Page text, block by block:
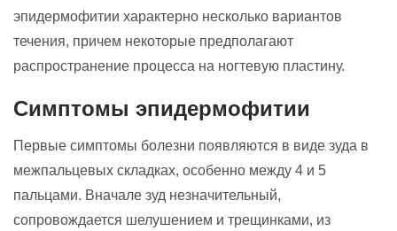
эпидермофитии характерно несколько вариантов
течения, причем некоторые предполагают
распространение процесса на ногтевую пластину.
Симптомы эпидермофитии
Первые симптомы болезни появляются в виде зуда в
межпальцевых складках, особенно между 4 и 5
пальцами. Вначале зуд незначительный,
сопровождается шелушением и трещинками, из